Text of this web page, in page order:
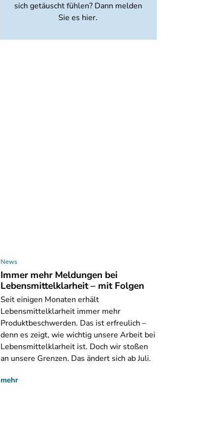
sich getäuscht fühlen? Dann melden
Sie es hier.
News
Immer mehr Meldungen bei
Lebensmittelklarheit – mit Folgen
Seiteinigen Monaten erhält
Lebensmittelklarheit immer mehr
Produktbeschwerden. Das ist erfreulich –
denn es zeigt, wie wichtig unsere Arbeit bei
Lebensmittelklarheit ist. Doch wir stoßen
an unsere Grenzen. Das ändert sich ab Juli.
mehr